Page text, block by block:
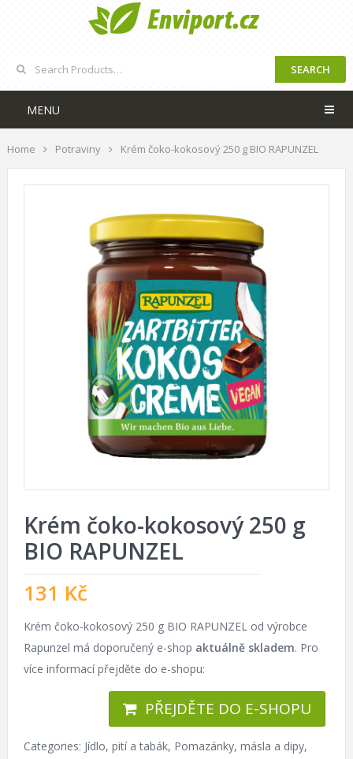
SEARCH
MENU
Home Potraviny Krém čoko-kokosový 250 g BIO RAPUNZEL
Krém čoko-kokosový 250 g
BIO RAPUNZEL
131 Kč
Krém čoko-kokosový 250 g BIO RAPUNZEL od výrobce
Rapunzel má doporučený e-shop aktuálně skladem. Pro
více informací přejděte do e-shopu:
PŘEJDĚTE DO E-SHOPU
Categories: Jídlo, pití a tabák, Pomazánky, másla a dipy,